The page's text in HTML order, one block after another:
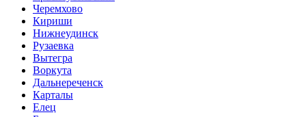
Черемхово
Кириши
Нижнеудинск
Рузаевка
Вытегра
Воркута
Дальнереченск
Карталы
Елец